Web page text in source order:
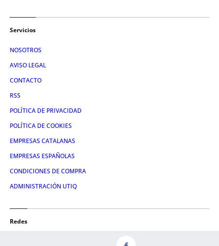
Servicios
NOSOTROS
AVISO LEGAL
CONTACTO
RSS
POLÍTICA DE PRIVACIDAD
POLÍTICA DE COOKIES
EMPRESAS CATALANAS
EMPRESAS ESPAÑOLAS
CONDICIONES DE COMPRA
ADMINISTRACIÓN UTIQ
Redes